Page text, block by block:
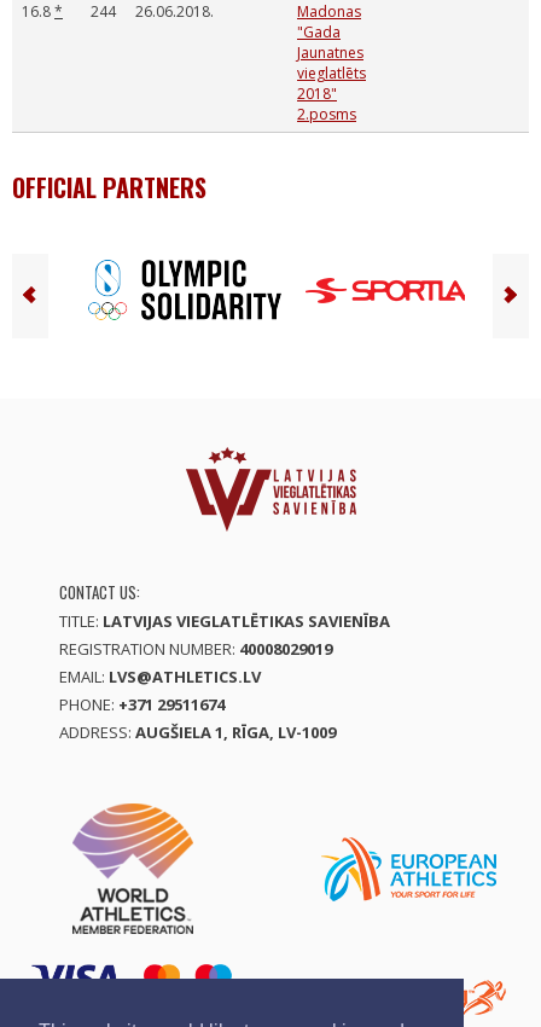
16.8* 244 26.06.2018.
Madonas
"Gada
Jaunatnes
vieglatlēts
2018"
2.posms
OFFICIAL PARTNERS
CONTACT US:
TITLE: LATVIJAS VIEGLATLĒTIKAS SAVIENĪBA
REGISTRATION NUMBER: 40008029019
EMAIL: LVS@ATHLETICS.LV
PHONE: +371 29511674
ADDRESS: AUGŠIELA 1, RĪGA, LV-1009